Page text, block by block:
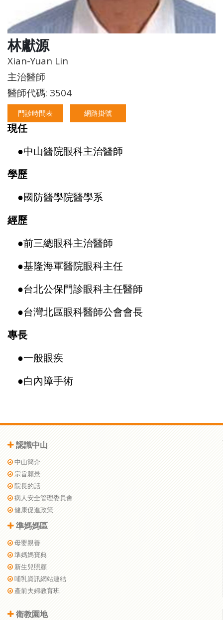
林獻源
Xian-Yuan Lin
主治醫師
醫師代碼: 3504
門診時間表 網路掛號
現任
●中山醫院眼科主治醫師
學歷
●國防醫學院醫學系
經歷
●前三總眼科主治醫師
●基隆海軍醫院眼科主任
●台北公保門診眼科主任醫師
●台灣北區眼科醫師公會會長
專長
●一般眼疾
●白內障手術
認識中山
中山簡介
宗旨願景
院長的話
病人安全管理委員會
健康促進政策
準媽媽區
母嬰親善
準媽媽寶典
新生兒照顧
哺乳資訊網站連結
產前夫婦教育班
衛教園地